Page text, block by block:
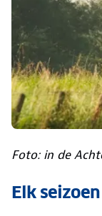
Foto: in de
Elk